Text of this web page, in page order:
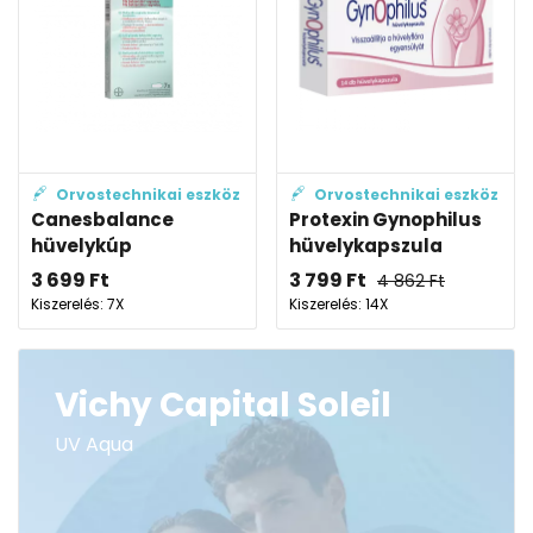
Orvostechnikai eszköz
Canesbalance
hüvelykúp
3 699 Ft
Kiszerelés: 7X
Orvostechnikai eszköz
Protexin Gynophilus
hüvelykapszula
3 799 Ft 4 862Ft
Kiszerelés: 14X
Vichy Capital Soleil
UV Aqua